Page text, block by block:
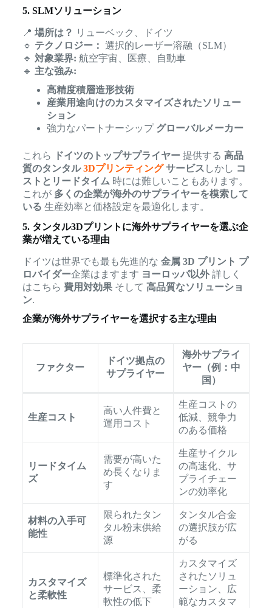
5. SLMソリューション
📍 場所は？ リューベック、ドイツ
🔹 テクノロジー： 選択的レーザー溶融（SLM）
🔹 対象業界: 航空宇宙、医療、自動車
🔹 主な強み:
高精度積層造形技術
産業用途向けのカスタマイズされたソリュー
ション
強力なパートナーシップ グローバルメーカー
これら ドイツのトップサプライヤー提供する 高品
質のタンタル3Dプリンティングサービス しかし コ
ストとリードタイム 時には難しいこともあります。
これが 多くの企業が海外のサプライヤーを模索して
いる 生産効率と価格設定を最適化します。
5. タンタル3Dプリントに海外サプライヤーを選ぶ企
業が増えている理由
ドイツは世界でも最も先進的な 金属 3D プリント プ
ロバイダー企業はますます ヨーロッパ以外詳しく
はこちら 費用対効果そして 高品質なソリューショ
ン.
企業が海外サプライヤーを選択する主な理由
ファクター
ドイツ拠点の
サプライヤー
海外サプライ
ヤー（例：中
国）
生産コスト
高い人件費と
運用コスト
生産コストの
低減、競争力
のある価格
リードタイム
ズ
需要が高いた
め長くなりま
す
生産サイクル
の高速化、サ
プライチェー
ンの効率化
材料の入手可
能性
限られたタン
タル粉末供給
源
タンタル合金
の選択肢が広
がる
カスタマイズ
と柔軟性
標準化された
サービス、柔
軟性の低下
カスタマイズ
されたソリュ
ーション、広
範なカスタマ